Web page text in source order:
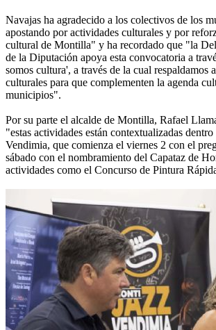
Navajas ha agradecido a los colectivos de los
apostando por actividades culturales y por
cultural de Montilla" y ha recordado que "la
de la Diputación apoya esta convocatoria a
somos cultura', a través de la cual respaldamos
culturales para que complementen la agenda
municipios".
Por su parte el alcalde de Montilla, Rafael
"estas actividades están contextualizadas
Vendimia, que comienza el viernes 2 con el
sábado con el nombramiento del Capataz de
actividades como el Concurso de Pintura